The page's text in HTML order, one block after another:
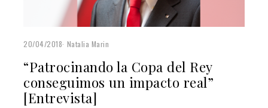
20/04/2018 Natalia Marin
“Patrocinando la Copa del Rey
conseguimos un impacto real”
[Entrevista]